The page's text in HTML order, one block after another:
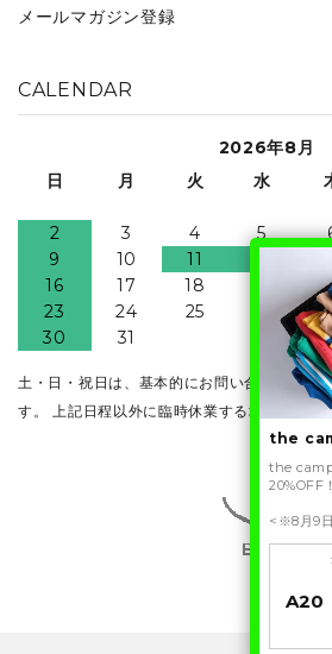
メールマガジン登録
CALENDAR
2026年8月
日
月 火 水
2
3 4 5
9
10 11
16
17 18
23
24 25 26
30
31
土・日・祝日は、基本的にお問い合わせ・発
す。 上記日程以外に臨時休業する場合がござ
the
the
20%OFF
<※8月9